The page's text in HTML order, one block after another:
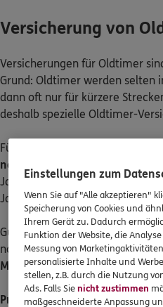
Versicherung von
Versicherungen für Oldtimer
Grund: Oldtimer werden selten
dann oft nur für kürzere
deshalb spezielle Oldtimer-
Für Oldtimer-Versicherungen ist
notwendig
Jahre alt ist. Einige
Jahren.
Gut zu wissen: Bei Oldtimer-
normalerweise keine
Markenund auchkeine
Preisunterschiede bei
Einstellungen zum
Wenn Sie auf "Alle akzeptieren"
Speicherung von Cookies und
Ihrem Gerät zu. Dadurch
Funktion der Website, die
Messung von
personalisierte Inhalte und
stellen, z.B. durch die Nutzung
Ads. Falls Sienicht zustimmen
maßgeschneiderte Anpassung